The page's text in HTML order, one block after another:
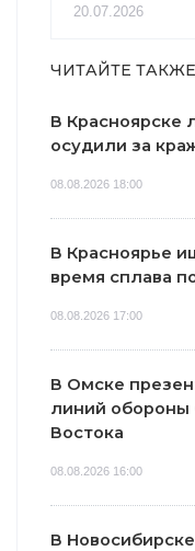
20.07.2026
ЧИТАЙТЕ
В Красноярске
осудили за
08.08.2026 18:00
В Красноярье
время сплава
08.08.2026 17:00
В Омске
линий обороны
Востока
08.08.2026 16:00
В